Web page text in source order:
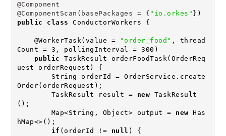
@Component
@ComponentScan(basePackages = { "io.orkes" })
public
class ConductorWorkers {
@WorkerTask(value = "order_food" , thread
Count = 3, pollingInterval = 300)
public TaskResult orderFoodTask(OrderReq
uest orderRequest) {
String orderId = OrderService.create
Order(orderRequest);
TaskResult result = new TaskResult
();
Map<String, Object> output = new Has
hMap<>();
if (orderId != null ) {